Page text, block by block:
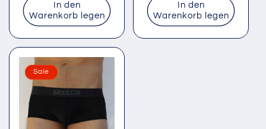
In den
Warenkorb legen
In den
Warenkorb legen
Sale